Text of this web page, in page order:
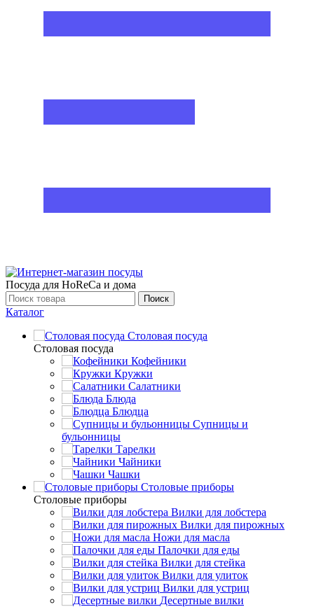
Посуда для HoReCa и дома
Поиск
Каталог
Столовая посуда
Столовая посуда
Кофейники
Кружки
Салатники
Блюда
Блюдца
Супницы и
бульонницы
Тарелки
Чайники
Чашки
Cтоловые приборы
Cтоловые приборы
Вилки для лобстера
Вилки для пирожных
Ножи для масла
Палочки для еды
Вилки для стейка
Вилки для улиток
Вилки для устриц
Десертные вилки